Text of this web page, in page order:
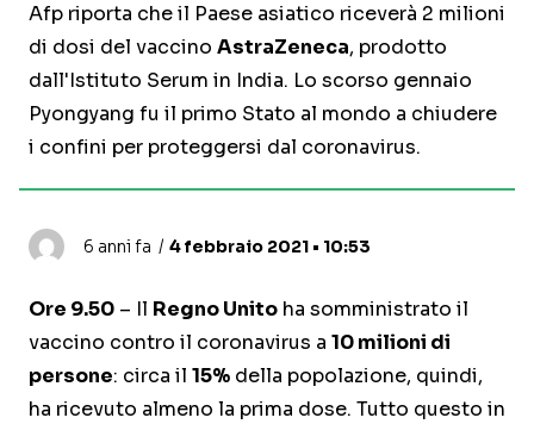
Afp riporta che il Paese asiatico riceverà 2 milioni
di dosi del vaccino AstraZeneca, prodotto
dall'Istituto Serum in India. Lo scorso gennaio
Pyongyang fu il primo Stato al mondo a chiudere
i confini per proteggersi dal coronavirus.
6 anni fa 4 febbraio 2021 • 10:53
Ore 9.50 – Il Regno Unito ha somministrato il
vaccino contro il coronavirus a 10 milioni di
persone: circa il 15% della popolazione, quindi,
ha ricevuto almeno la prima dose. Tutto questo in